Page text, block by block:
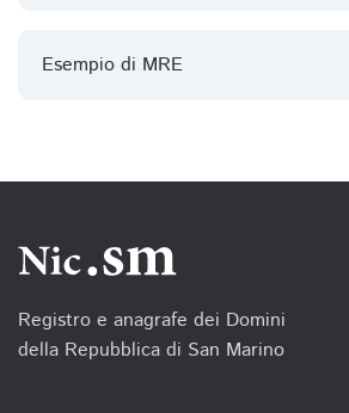
Esempio di MRE
Registro e anagrafe dei Domini
della Repubblica di San Marino